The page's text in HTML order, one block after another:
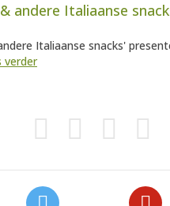
andere Italiaanse
Italiaanse snacks'
verder